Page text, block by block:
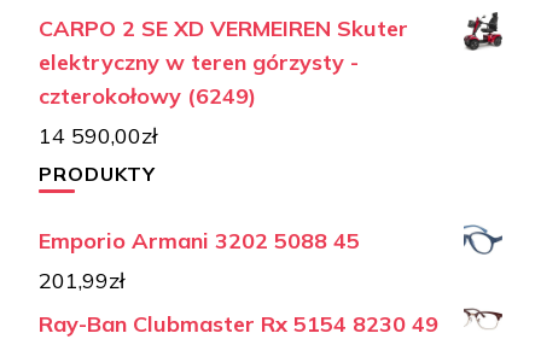
CARPO 2 SE XD VERMEIREN Skuter
elektryczny w teren górzysty -
czterokołowy (6249)
14 590,00zł
PRODUKTY
Emporio Armani 3202 5088 45
201,99zł
Ray-Ban Clubmaster Rx 5154 8230 49